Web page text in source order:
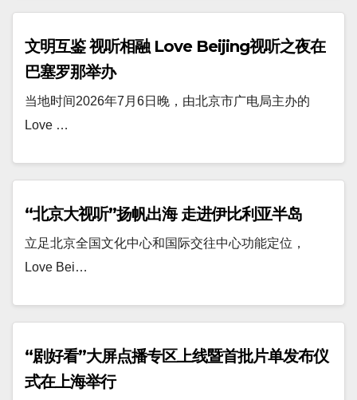
文明互鉴 视听相融 Love Beijing视听之夜在
巴塞罗那举办
当地时间2026年7月6日晚，由北京市广电局主办的
Love …
“北京大视听”扬帆出海 走进伊比利亚半岛
立足北京全国文化中心和国际交往中心功能定位，
Love Bei…
“剧好看”大屏点播专区上线暨首批片单发布仪
式在上海举行